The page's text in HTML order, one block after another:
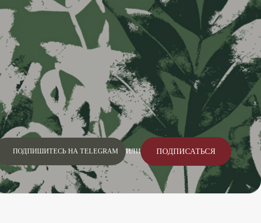
ПОДПИШИТЕСЬ НА TELEGRAM ИЛИ ПОДПИСАТЬСЯ